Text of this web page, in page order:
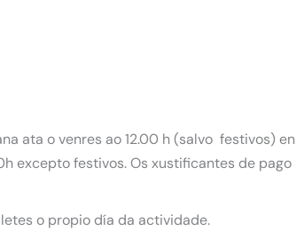
ata o venres ao 12.00 h (salvo festivos) en
excepto festivos. Os xustificantes de pago
o propio día da actividade.